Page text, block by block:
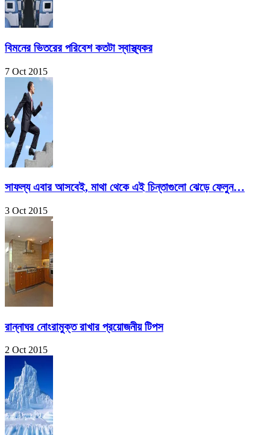
বিমনের ভিতরের পরিবেশ কতটা স্বাস্থ্যকর
7 Oct 2015
সাফল্য এবার আসবেই, মাথা থেকে এই চিন্তাগুলো ঝেড়ে ফেলুন…
3 Oct 2015
রান্নাঘর নোংরামুক্ত রাখার প্রয়োজনীয় টিপস
2 Oct 2015